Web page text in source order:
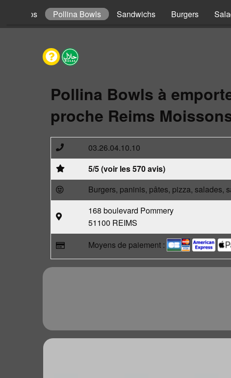
Tacos Pollina Bowls Sandwichs Burgers
Pollina Bowls à
proche Reims
03.26.04.10.10
5/5 (voir les 570 avis)
Burgers, paninis, pâtes, pizza, salades,
168 boulevard Pommery
51100 REIMS
Moyens de paiement :